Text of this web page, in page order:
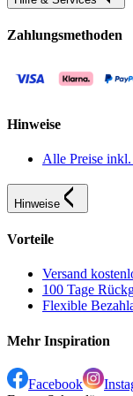
Zahlungsmethoden
Hinweise
Alle Preise inkl.
Hinweise
Vorteile
Versand
100 Tage
Flexible
Mehr Inspiration
Facebook